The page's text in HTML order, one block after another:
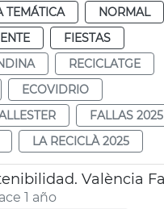
TEMÁTICA
NORMAL
FIESTAS
RECICLATGE
ECOVIDRIO
FALLAS 2025
LA RECICLÀ 2025
1 año